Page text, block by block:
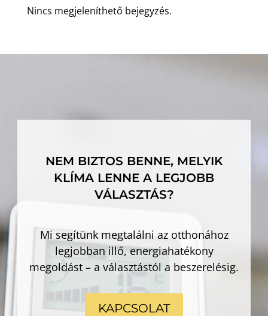
Nincs megjeleníthető bejegyzés.
NEM BIZTOS BENNE, MELYIK
KLÍMA LENNE A LEGJOBB
VÁLASZTÁS?
Mi segítünk megtalálni az otthonához
legjobban illő, energiahatékony
megoldást – a választástól a beszerelésig.
KAPCSOLAT